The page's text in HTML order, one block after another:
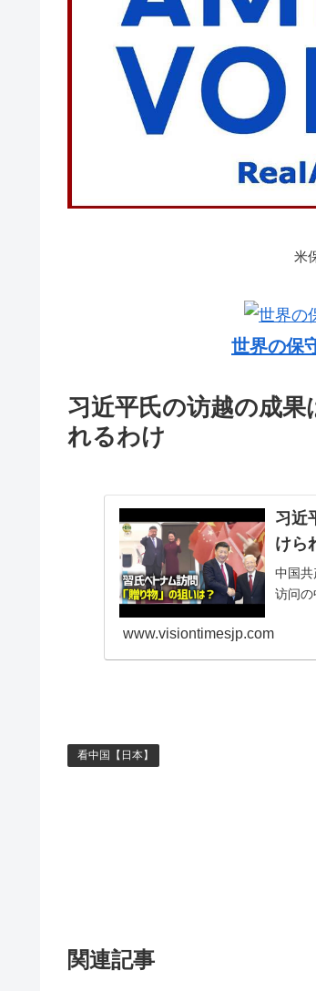
米
世界の保
习近平氏の访越の成
れるわけ
习近
けら
中国共
访问
www.visiontimesjp.com
看中国【日本】
関連記事